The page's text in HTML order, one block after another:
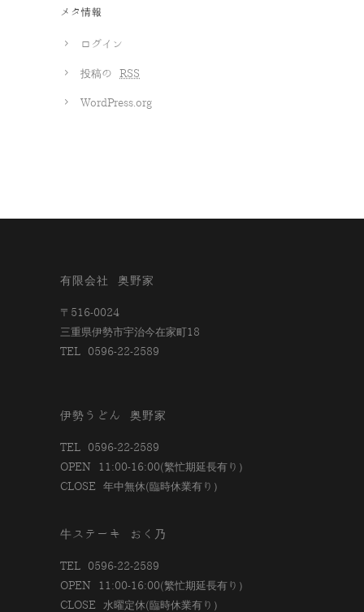
メタ情報
ログイン
投稿の RSS
WordPress.org
有限会社 奥野家
〒516-0024
三重県伊勢市宇治今在家町18
TEL 0596-22-2589
伊勢うどん 奥野家
TEL 0596-22-2589
OPEN 11:00-16:00(繁忙期延長有り）
CLOSE 年中無休(臨時休業有り）
牛ステーキ おく乃
TEL 0596-22-2589
OPEN 11:00-16:00(繁忙期延長有り）
CLOSE 水曜定休(臨時休業有り）